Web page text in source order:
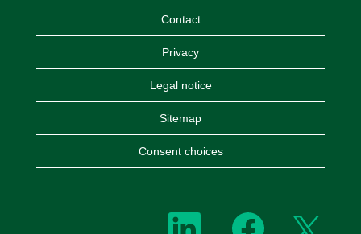
Contact
Privacy
Legal notice
Sitemap
Consent choices
W
W
W